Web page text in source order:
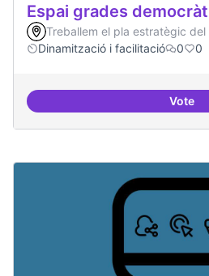
Espai grades
Treballem el pla estratègic del
Dinamització i facilitació
0 0
Vote